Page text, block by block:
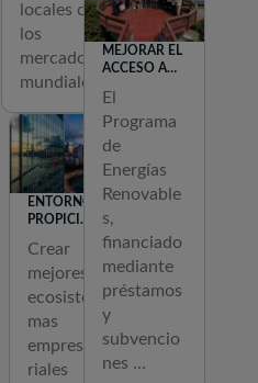
o
s
o
t
e
n
e
c
o
locales con
los
mercados
mundiales
ENTORNO
PROPICIO
NEGOCIOS
Crear
mejores
ecosiste
mas
empresa
riales
MEJORAR EL
ACCESO A
ENERGÍAS
RENOVABLES
EN
El
Programa
de
Energías
Renovable
s,
financiado
mediante
préstamos
y
subvencio
nes ...